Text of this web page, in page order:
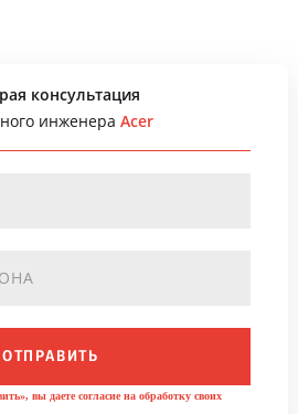
консультация
инженераAcer
ОТПРАВИТЬ
вы даете согласие на обработку своих